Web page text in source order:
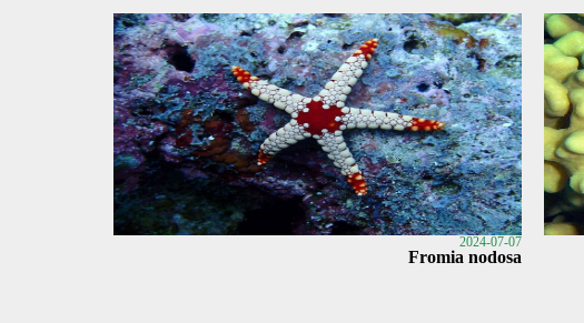
2024-07-07
Fromia nodosa